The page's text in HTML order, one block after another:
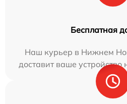
Бесплатная
Наш курьер в Нижнем
доставит ваше устройство